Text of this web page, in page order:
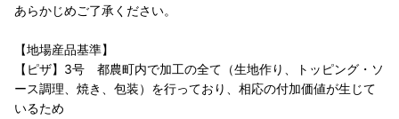
あらかじめご了承ください。
【地場産品基準】
【ピザ】3号 都農町内で加工の全て（生地作り、トッピング・ソ
ース調理、焼き、包装）を行っており、相応の付加価値が生じて
いるため